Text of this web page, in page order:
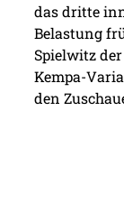
das dritte
Belastung
Spielwitz
Kempa-
den